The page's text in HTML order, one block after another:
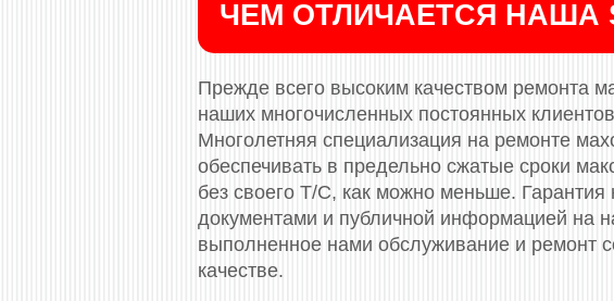
ЧЕМ ОТЛИЧАЕТСЯ НАША
Прежде всего высоким качеством ремонта
наших многочисленных постоянных
Многолетняя специализация на ремонте
обеспечивать в предельно сжатые сроки
без своего Т/С, как можно меньше.
документами и публичной информацией на
выполненное нами обслуживание и ремонт
качестве.